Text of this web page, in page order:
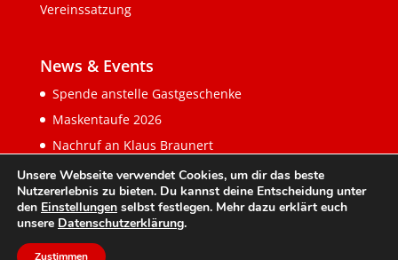
Vereinssatzung
News & Events
Spende anstelle Gastgeschenke
Maskentaufe 2026
Nachruf an Klaus Braunert
Unsere Webseite verwendet Cookies, um dir das beste
Nutzererlebnis zu bieten. Du kannst deine Entscheidung unter
den Einstellungen selbst festlegen. Mehr dazu erklärt euch
unsere Datenschutzerklärung.
Zustimmen